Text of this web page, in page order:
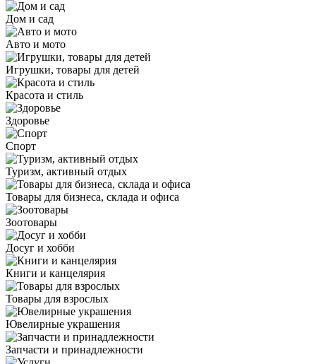
Дом и сад
Авто и мото
Игрушки, товары для детей
Красота и стиль
Здоровье
Спорт
Туризм, активный отдых
Товары для бизнеса, склада и офиса
Зоотовары
Досуг и хобби
Книги и канцелярия
Товары для взрослых
Ювелирные украшения
Запчасти и принадлежности